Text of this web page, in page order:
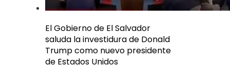
El Gobierno de El Salvador
saluda la investidura de Donald
Trump como nuevo presidente
de Estados Unidos